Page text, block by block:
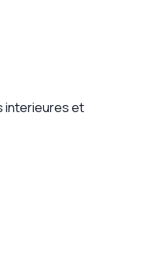
interieures et